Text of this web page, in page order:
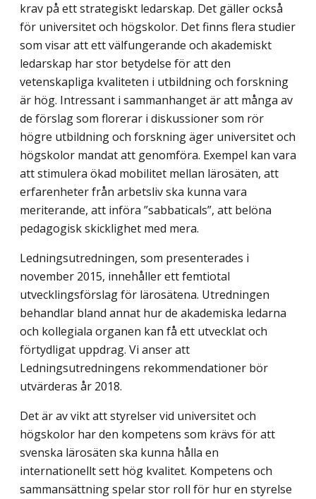
krav på ett strategiskt ledarskap. Det gäller också
för universitet och högskolor. Det finns flera studier
som visar att ett välfungerande och akademiskt
ledarskap har stor betydelse för att den
vetenskapliga kvaliteten i utbildning och forskning
är hög. Intressant i sammanhanget är att många av
de förslag som florerar i diskussioner som rör
högre utbildning och forskning äger universitet och
högskolor mandat att genomföra. Exempel kan vara
att stimulera ökad mobilitet mellan lärosäten, att
erfarenheter från arbetsliv ska kunna vara
meriterande, att införa ”sabbaticals”, att belöna
pedagogisk skicklighet med mera.
Ledningsutredningen, som presenterades i
november 2015, innehåller ett femtiotal
utvecklingsförslag för lärosätena. Utredningen
behandlar bland annat hur de akademiska ledarna
och kollegiala organen kan få ett utvecklat och
förtydligat uppdrag. Vi anser att
Ledningsutredningens rekommendationer bör
utvärderas år 2018.
Det är av vikt att styrelser vid universitet och
högskolor har den kompetens som krävs för att
svenska lärosäten ska kunna hålla en
internationellt sett hög kvalitet. Kompetens och
sammansättning spelar stor roll för hur en styrelse